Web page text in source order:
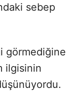
sebep
görmediğine
ilgisinin